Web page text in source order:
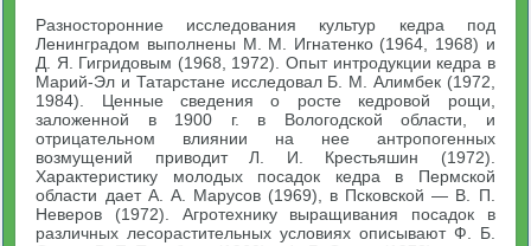
Разносторонние исследования культур кедра под
Ленинградом выполнены М. М. Игнатенко (1964, 1968) и
Д. Я. Гигридовым (1968, 1972). Опыт интродукции кедра в
Марий-Эл и Татарстане исследовал Б. М. Алимбек (1972,
1984). Ценные сведения о росте кедровой рощи,
заложенной в 1900 г. в Вологодской области, и
отрицательном влиянии на нее антропогенных
возмущений приводит Л. И. Крестьяшин (1972).
Характеристику молодых посадок кедра в Пермской
области дает А. А. Марусов (1969), в Псковской — В. П.
Неверов (1972). Агротехнику выращивания посадок в
различных лесорастительных условиях описывают Ф. Б.